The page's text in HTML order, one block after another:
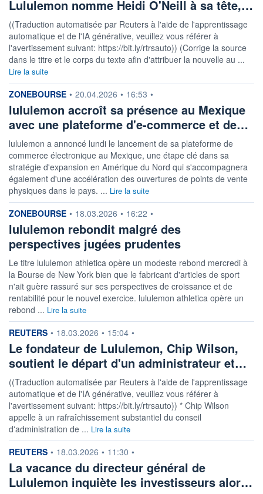
Lululemon nomme Heidi O'Neill à sa tête,…
((Traduction automatisée par Reuters à l'aide de l'apprentissage
automatique et de l'IA générative, veuillez vous référer à
l'avertissement suivant: https://bit.ly/rtrsauto)) (Corrige la source
dans le titre et le corps du texte afin d'attribuer la nouvelle au ...
Lire la suite
information fournie par
ZONEBOURSE • 20.04.2026 • 16:53 •
lululemon accroît sa présence au Mexique
avec une plateforme d'e-commerce et de…
lululemon a annoncé lundi le lancement de sa plateforme de
commerce électronique au Mexique, une étape clé dans sa
stratégie d'expansion en Amérique du Nord qui s'accompagnera
également d'une accélération des ouvertures de points de vente
physiques dans le pays. ... Lire la suite
information fournie par
ZONEBOURSE • 18.03.2026 • 16:22 •
lululemon rebondit malgré des
perspectives jugées prudentes
Le titre lululemon athletica opère un modeste rebond mercredi à
la Bourse de New York bien que le fabricant d'articles de sport
n'ait guère rassuré sur ses perspectives de croissance et de
rentabilité pour le nouvel exercice. lululemon athletica opère un
rebond ... Lire la suite
information fournie par
REUTERS • 18.03.2026 • 15:04 •
Le fondateur de Lululemon, Chip Wilson,
soutient le départ d'un administrateur et…
((Traduction automatisée par Reuters à l'aide de l'apprentissage
automatique et de l'IA générative, veuillez vous référer à
l'avertissement suivant: https://bit.ly/rtrsauto)) * Chip Wilson
appelle à un rafraîchissement substantiel du conseil
d'administration de ... Lire la suite
information fournie par
REUTERS • 18.03.2026 • 11:30 •
La vacance du directeur général de
Lululemon inquiète les investisseurs alor…